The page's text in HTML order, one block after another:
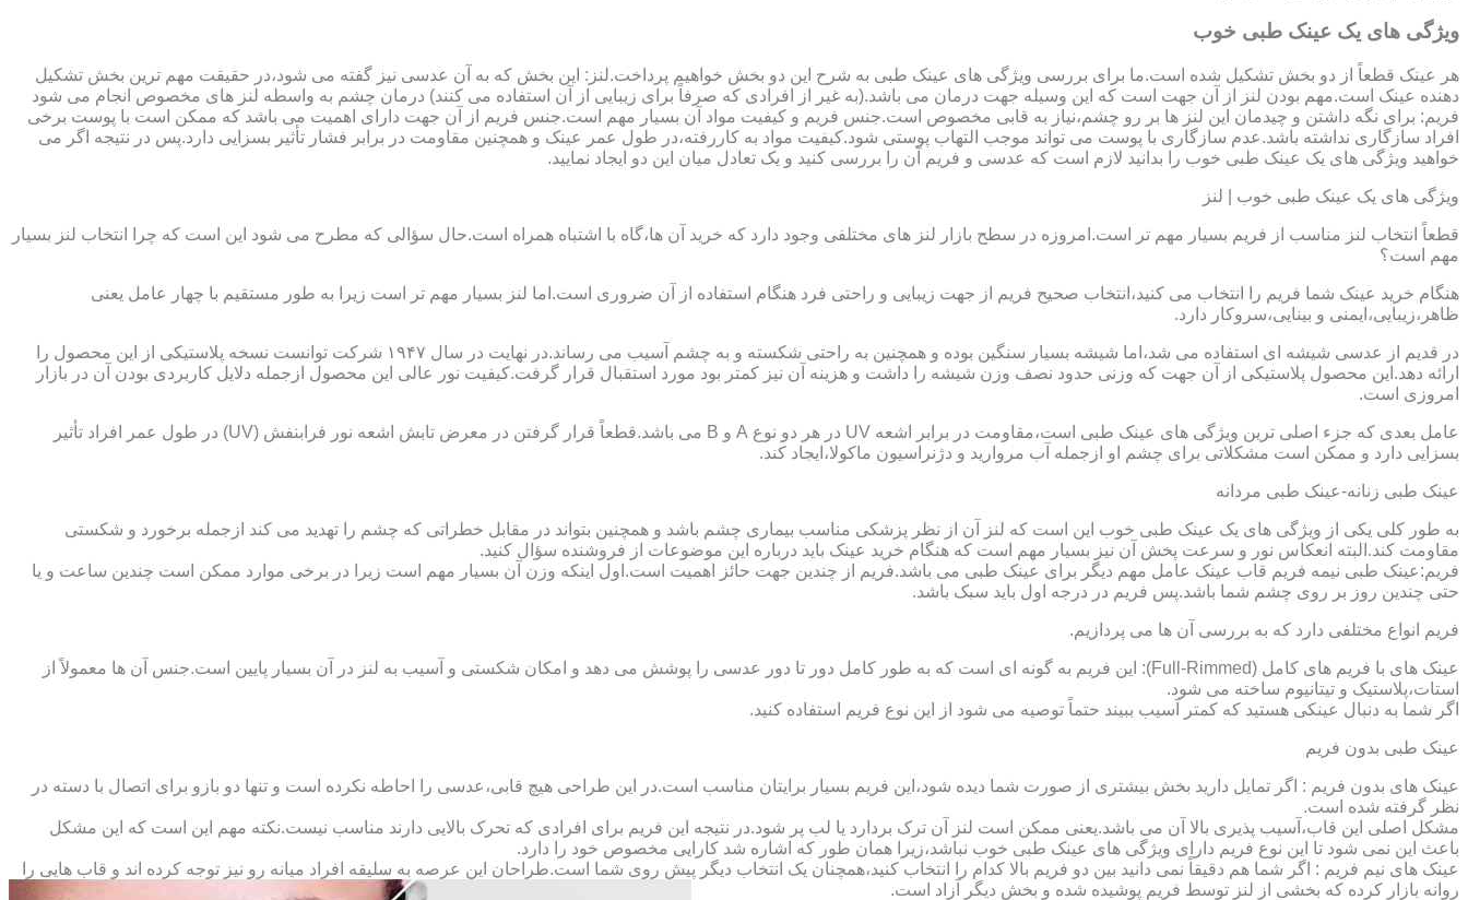
ویژگی های یک عینک طبی خوب
هر عینک قطعاً از دو بخش تشکیل شده است.ما برای بررسی ویژگی های عینک طبی به شرح این دو بخش خواهیم پرداخت.لنز: این بخش که به آن عدسی نیز گفته می شود،در حقیقت مهم ترین بخش تشکیل
دهنده عینک است.مهم بودن لنز از آن جهت است که این وسیله جهت درمان می باشد.(به غیر از افرادی که صرفاً برای زیبایی از آن استفاده می کنند) درمان چشم به واسطه لنز های مخصوص انجام می شود
فریم: برای نگه داشتن و چیدمان این لنز ها بر رو چشم،نیاز به قابی مخصوص است.جنس فریم و کیفیت مواد آن بسیار مهم است.جنس فریم از آن جهت دارای اهمیت می باشد که ممکن است با پوست برخی
افراد سازگاری نداشته باشد.عدم سازگاری با پوست می تواند موجب التهاب پوستی شود.کیفیت مواد به کاررفته،در طول عمر عینک و همچنین مقاومت در برابر فشار تأثیر بسزایی دارد.پس در نتیجه اگر می
خواهید ویژگی های یک عینک طبی خوب را بدانید لازم است که عدسی و فریم آن را بررسی کنید و یک تعادل میان این دو ایجاد نمایید.
ویژگی های یک عینک طبی خوب | لنز
قطعاً انتخاب لنز مناسب از فریم بسیار مهم تر است.امروزه در سطح بازار لنز های مختلفی وجود دارد که خرید آن ها،گاه با اشتباه همراه است.حال سؤالی که مطرح می شود این است که چرا انتخاب لنز بسیار
مهم است؟
هنگام خرید عینک شما فریم را انتخاب می کنید،انتخاب صحیح فریم از جهت زیبایی و راحتی فرد هنگام استفاده از آن ضروری است.اما لنز بسیار مهم تر است زیرا به طور مستقیم با چهار عامل یعنی
ظاهر،زیبایی،ایمنی و بینایی،سروکار دارد.
در قدیم از عدسی شیشه ای استفاده می شد،اما شیشه بسیار سنگین بوده و همچنین به راحتی شکسته و به چشم آسیب می رساند.در نهایت در سال ۱۹۴۷ شرکت توانست نسخه پلاستیکی از این محصول را
ارائه دهد.این محصول پلاستیکی از آن جهت که وزنی حدود نصف وزن شیشه را داشت و هزینه آن نیز کمتر بود مورد استقبال قرار گرفت.کیفیت نور عالی این محصول ازجمله دلایل کاربردی بودن آن در بازار
امروزی است.
عامل بعدی که جزء اصلی ترین ویژگی های عینک طبی است،مقاومت در برابر اشعه UV در هر دو نوع A و B می باشد.قطعاً قرار گرفتن در معرض تابش اشعه نور فرابنفش (UV) در طول عمر افراد تأثیر
بسزایی دارد و ممکن است مشکلاتی برای چشم او ازجمله آب مروارید و دژنراسیون ماکولا،ایجاد کند.
عینک طبی زنانه-عینک طبی مردانه
به طور کلی یکی از ویژگی های یک عینک طبی خوب این است که لنز آن از نظر پزشکی مناسب بیماری چشم باشد و همچنین بتواند در مقابل خطراتی که چشم را تهدید می کند ازجمله برخورد و شکستی
مقاومت کند.البته انعکاس نور و سرعت پخش آن نیز بسیار مهم است که هنگام خرید عینک باید درباره این موضوعات از فروشنده سؤال کنید.
فریم:عینک طبی نیمه فریم قاب عینک عامل مهم دیگر برای عینک طبی می باشد.فریم از چندین جهت حائز اهمیت است.اول اینکه وزن آن بسیار مهم است زیرا در برخی موارد ممکن است چندین ساعت و یا
حتی چندین روز بر روی چشم شما باشد.پس فریم در درجه اول باید سبک باشد.
فریم انواع مختلفی دارد که به بررسی آن ها می پردازیم.
عینک های با فریم های کامل (Full-Rimmed): این فریم به گونه ای است که به طور کامل دور تا دور عدسی را پوشش می دهد و امکان شکستی و آسیب به لنز در آن بسیار پایین است.جنس آن ها معمولاً از
استات،پلاستیک و تیتانیوم ساخته می شود.
اگر شما به دنبال عینکی هستید که کمتر آسیب ببیند حتماً توصیه می شود از این نوع فریم استفاده کنید.
عینک طبی بدون فریم
عینک های بدون فریم : اگر تمایل دارید بخش بیشتری از صورت شما دیده شود،این فریم بسیار برایتان مناسب است.در این طراحی هیچ قابی،عدسی را احاطه نکرده است و تنها دو بازو برای اتصال با دسته در
نظر گرفته شده است.
مشکل اصلی این قاب،آسیب پذیری بالا آن می باشد.یعنی ممکن است لنز آن ترک بردارد یا لب پر شود.در نتیجه این فریم برای افرادی که تحرک بالایی دارند مناسب نیست.نکته مهم این است که این مشکل
باعث این نمی شود تا این نوع فریم دارای ویژگی های عینک طبی خوب نباشد،زیرا همان طور که اشاره شد کارایی مخصوص خود را دارد.
عینک های نیم فریم : اگر شما هم دقیقاً نمی دانید بین دو فریم بالا کدام را انتخاب کنید،همچنان یک انتخاب دیگر پیش روی شما است.طراحان این عرصه به سلیقه افراد میانه رو نیز توجه کرده اند و قاب هایی را
روانه بازار کرده که بخشی از لنز توسط فریم پوشیده شده و بخش دیگر آزاد است.